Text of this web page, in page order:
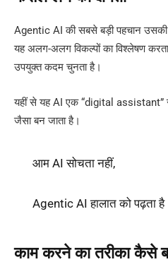
Agentic AI की सबसे बड़ी पहचान उसकी
यह अलग-अलग विकल्पों का विश्लेषण
उपयुक्त कदम चुनता है।
यहीं से यह AI एक “digital
जैसा बन जाता है।
आम AI सोचता नहीं,
Agentic AI हालात को पढ़ता
काम करने का तरीका कैसे